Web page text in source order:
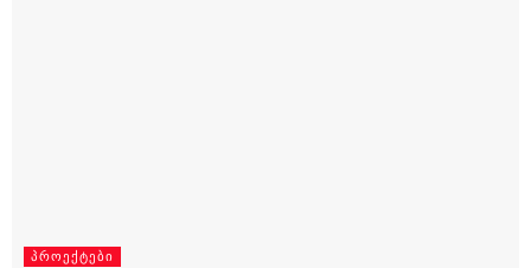
ᲞᲠᲝᲔᲥᲢᲔᲑᲘ